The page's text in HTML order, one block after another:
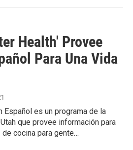
Health' Provee
Para Una Vida
Español es un programa de la
que provee información para
cocina para gente…